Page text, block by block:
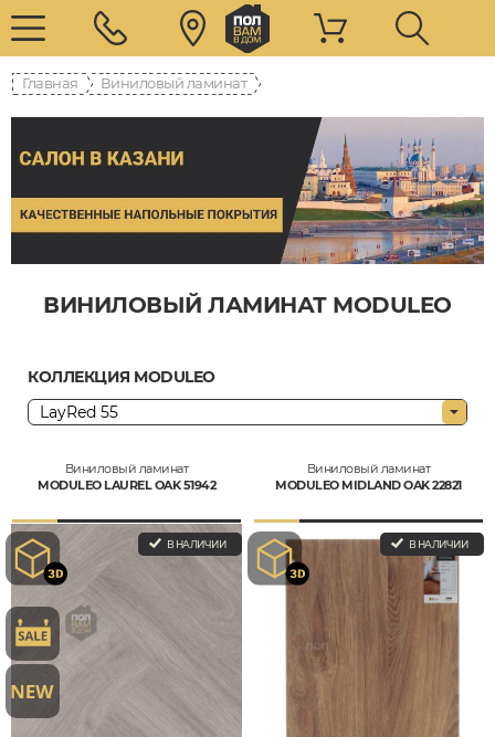
Главная Виниловый ламинат
ВИНИЛОВЫЙ ЛАМИНАТ MODULEO
КОЛЛЕКЦИЯ MODULEO
Виниловый ламинат
MODULEO LAUREL OAK 51942
В НАЛИЧИИ
Виниловый ламинат
MODULEO MIDLAND OAK 22821
В НАЛИЧИИ